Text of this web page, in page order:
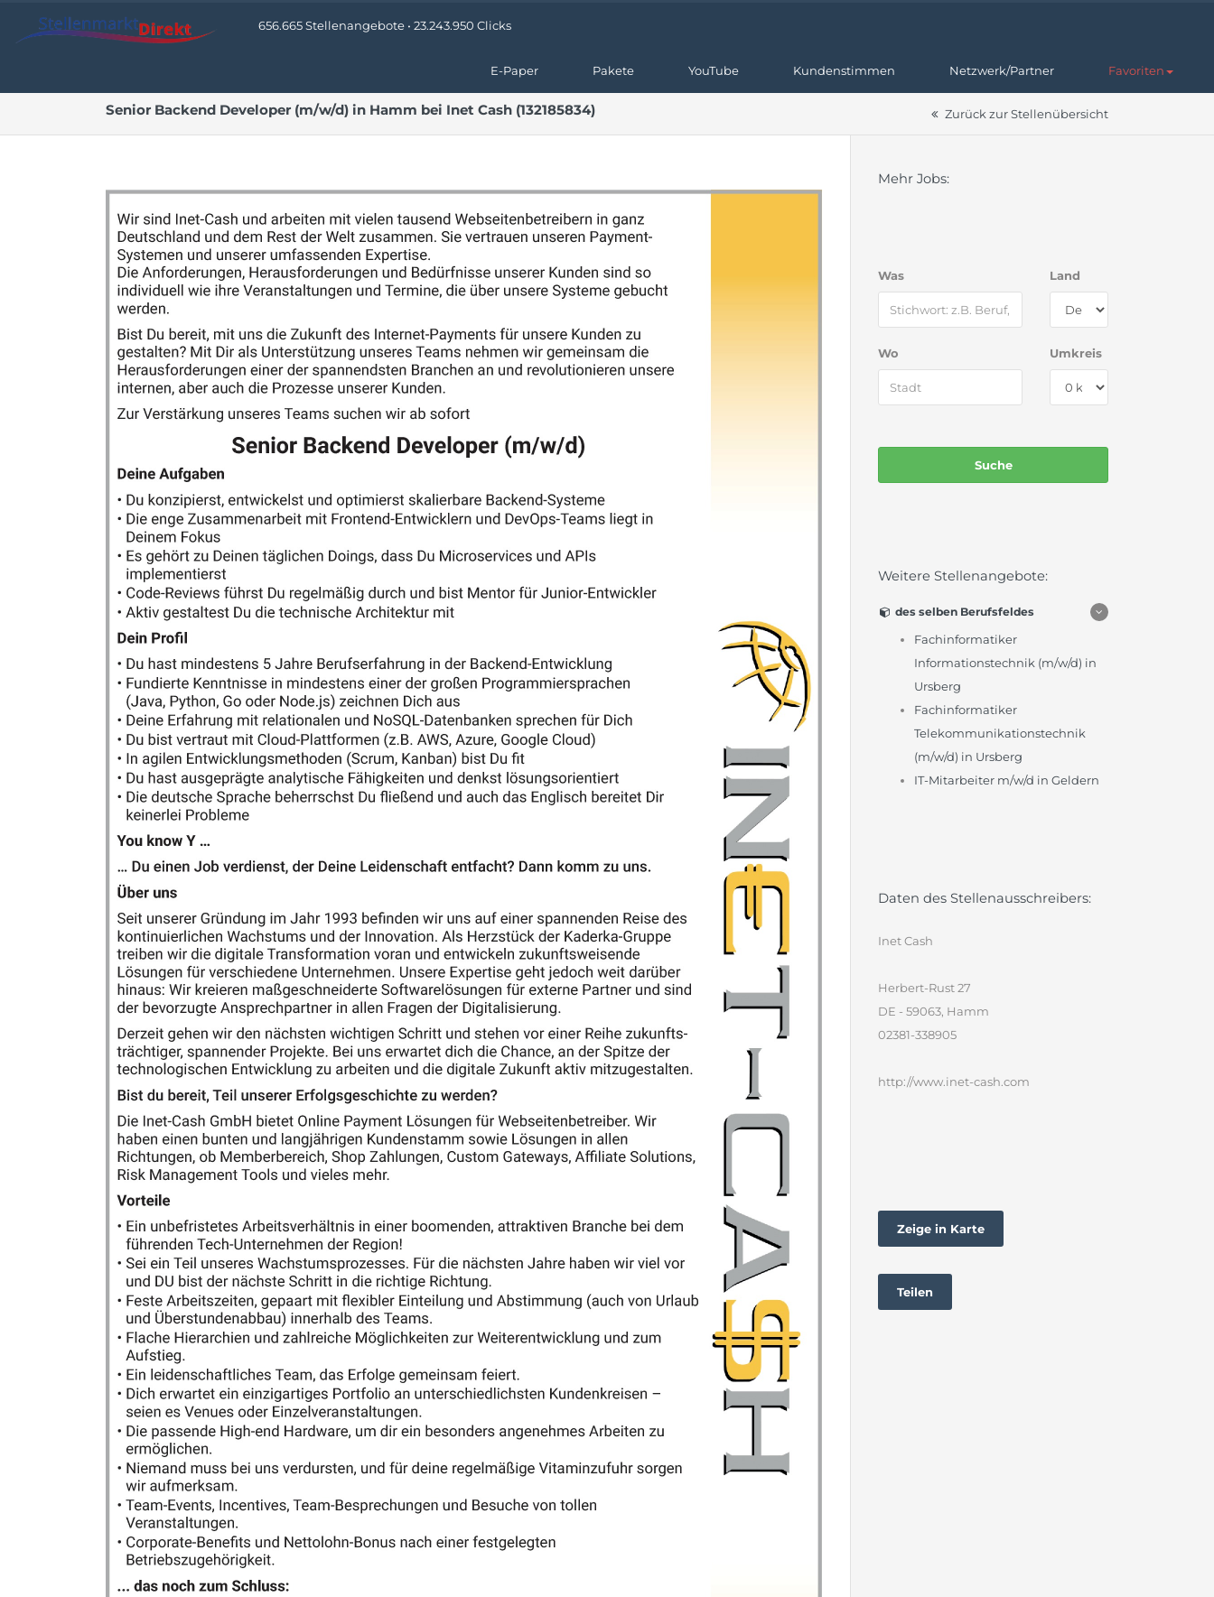
656.665 Stellenangebote • 23.243.950 Clicks
E-Paper Pakete YouTube Kundenstimmen Netzwerk/Partner Favoriten
Senior Backend Developer (m/w/d) in Hamm bei Inet Cash (132185834) Zurück zur Stellenübersicht
Mehr Jobs:
Was Land
Wo Umkreis
Weitere Stellenangebote:
des selben Berufsfeldes
Fachinformatiker
Informationstechnik (m/w/d) in
Ursberg
Fachinformatiker
Telekommunikationstechnik
(m/w/d) in Ursberg
IT-Mitarbeiter m/w/d in Geldern
Daten des Stellenausschreibers:
Inet Cash
Herbert-Rust 27
DE - 59063, Hamm
02381-338905
http://www.inet-cash.com
Zeige in Karte
Teilen